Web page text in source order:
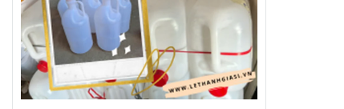
tranh, chất lượng ổn định và khả
năng đáp ứng nhanh số lượng
lớn. Là đơn vị chuyên cung
cấp đồ nhựa dùng một lần có